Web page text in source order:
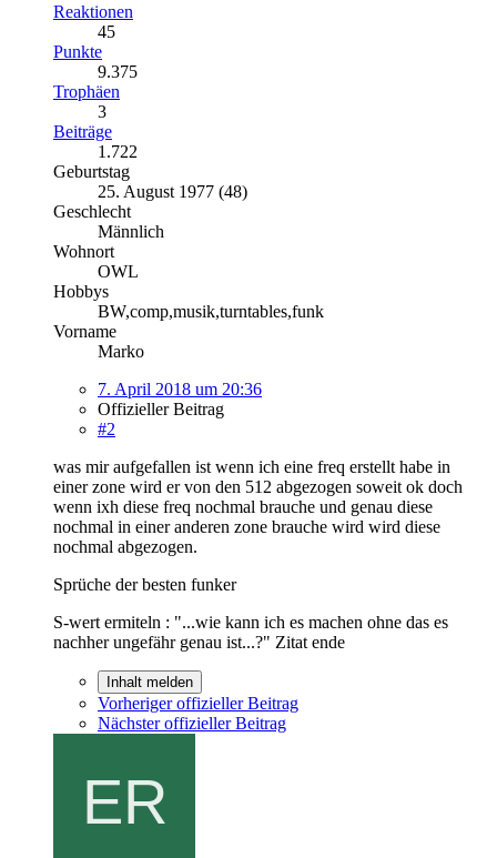
Reaktionen
45
Punkte
9.375
Trophäen
3
Beiträge
1.722
Geburtstag
25. August 1977 (48)
Geschlecht
Männlich
Wohnort
OWL
Hobbys
BW,comp,musik,turntables,funk
Vorname
Marko
7. April 2018 um 20:36
Offizieller Beitrag
#2
was mir aufgefallen ist wenn ich eine freq erstellt habe in
einer zone wird er von den 512 abgezogen soweit ok doch
wenn ixh diese freq nochmal brauche und genau diese
nochmal in einer anderen zone brauche wird wird diese
nochmal abgezogen.
Sprüche der besten funker
S-wert ermiteln : "...wie kann ich es machen ohne das es
nachher ungefähr genau ist...?" Zitat ende
Inhalt melden
Vorheriger offizieller Beitrag
Nächster offizieller Beitrag